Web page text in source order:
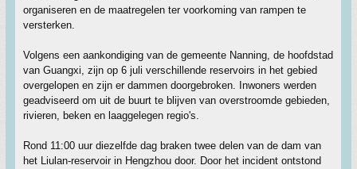
organiseren en de maatregelen ter voorkoming van rampen te
versterken.
Volgens een aankondiging van de gemeente Nanning, de hoofdstad
van Guangxi, zijn op 6 juli verschillende reservoirs in het gebied
overgelopen en zijn er dammen doorgebroken. Inwoners werden
geadviseerd om uit de buurt te blijven van overstroomde gebieden,
rivieren, beken en laaggelegen regio's.
Rond 11:00 uur diezelfde dag braken twee delen van de dam van
het Liulan-reservoir in Hengzhou door. Door het incident ontstond